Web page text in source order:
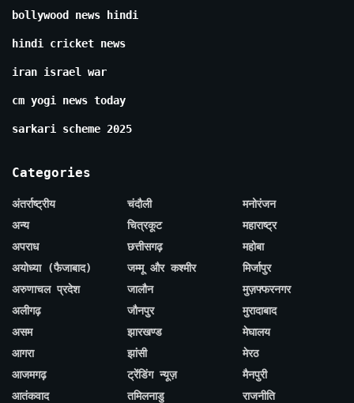
bollywood news hindi
hindi cricket news
iran israel war
cm yogi news today
sarkari scheme 2025
Categories
अंतर्राष्ट्रीय
अन्य
अपराध
अयोध्या (फैजाबाद)
अरुणाचल प्रदेश
अलीगढ़
असम
आगरा
आजमगढ़
आतंकवाद
चंदौली
चित्रकूट
छत्तीसगढ़
जम्मू और कश्मीर
जालौन
जौनपुर
झारखण्ड
झांसी
ट्रेंडिंग न्यूज़
तमिलनाडु
मनोरंजन
महाराष्ट्र
महोबा
मिर्जापुर
मुज़फ्फरनगर
मुरादाबाद
मेघालय
मेरठ
मैनपुरी
राजनीति